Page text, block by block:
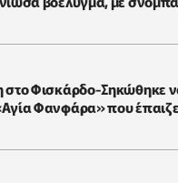
στο Φισκάρδο-Σηκώθηκε
Φανφάρα» που